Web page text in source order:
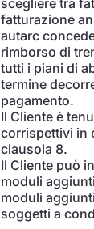
scegliere tra
fatturazione
autarc
rimborso di
tutti i piani di
termine
pagamento.
Il Cliente è
corrispettivi in
clausola 8.
Il Cliente può
moduli
moduli
soggetti a